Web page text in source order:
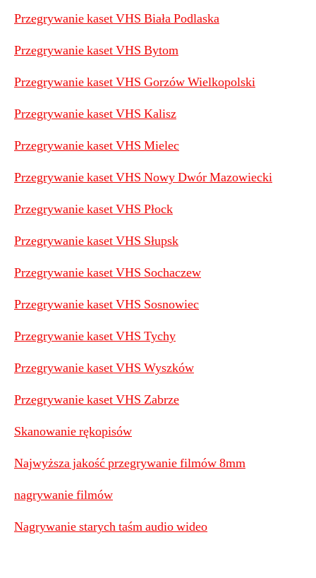
Przegrywanie kaset VHS Biała Podlaska
Przegrywanie kaset VHS Bytom
Przegrywanie kaset VHS Gorzów Wielkopolski
Przegrywanie kaset VHS Kalisz
Przegrywanie kaset VHS Mielec
Przegrywanie kaset VHS Nowy Dwór Mazowiecki
Przegrywanie kaset VHS Płock
Przegrywanie kaset VHS Słupsk
Przegrywanie kaset VHS Sochaczew
Przegrywanie kaset VHS Sosnowiec
Przegrywanie kaset VHS Tychy
Przegrywanie kaset VHS Wyszków
Przegrywanie kaset VHS Zabrze
Skanowanie rękopisów
Najwyższa jakość przegrywanie filmów 8mm
nagrywanie filmów
Nagrywanie starych taśm audio wideo